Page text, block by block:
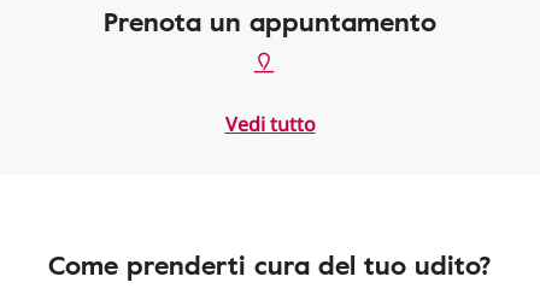
Prenota un appuntamento
Vedi tutto
Come prenderti cura del tuo udito?